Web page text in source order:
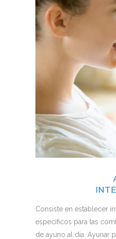
Consiste en establecer
específicos para las
de ayuno al día. Ayunar